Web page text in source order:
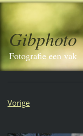
Gibphoto
Fotografie een vak
Vorige